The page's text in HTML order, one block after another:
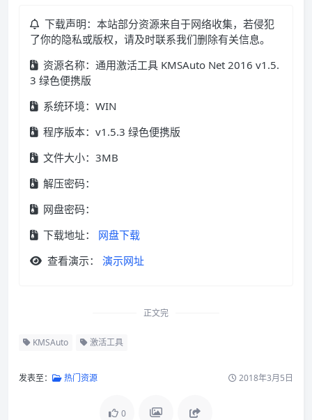
下载声明：本站部分资源来自于网络收集，若侵犯
了你的隐私或版权，请及时联系我们删除有关信息。
资源名称：通用激活工具 KMSAuto Net 2016 v1.5.
3 绿色便携版
系统环境：WIN
程序版本：v1.5.3 绿色便携版
文件大小：3MB
解压密码：
网盘密码：
下载地址：
网盘下载
查看演示：
演示网址
正文完
KMSAuto 激活工具
发表至： 热门资源 2018年3月5日
0